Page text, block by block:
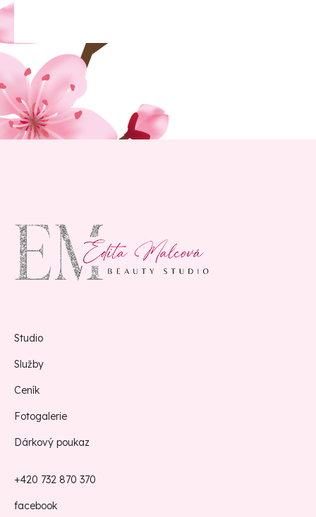
Studio
Služby
Ceník
Fotogalerie
Dárkový poukaz
+420 732 870 370
facebook